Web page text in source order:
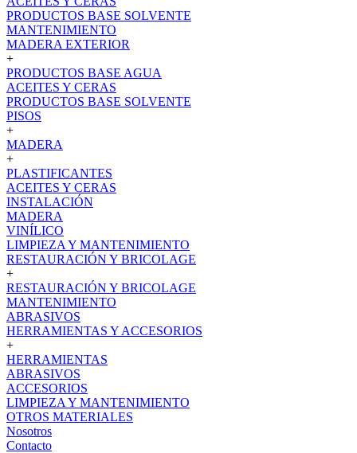
PRODUCTOS BASE SOLVENTE
MANTENIMIENTO
MADERA EXTERIOR
+
PRODUCTOS BASE AGUA
ACEITES Y CERAS
PRODUCTOS BASE SOLVENTE
PISOS
+
MADERA
+
PLASTIFICANTES
ACEITES Y CERAS
INSTALACIÓN
MADERA
VINÍLICO
LIMPIEZA Y MANTENIMIENTO
RESTAURACIÓN Y BRICOLAGE
+
RESTAURACIÓN Y BRICOLAGE
MANTENIMIENTO
ABRASIVOS
HERRAMIENTAS Y ACCESORIOS
+
HERRAMIENTAS
ABRASIVOS
ACCESORIOS
LIMPIEZA Y MANTENIMIENTO
OTROS MATERIALES
Nosotros
Contacto